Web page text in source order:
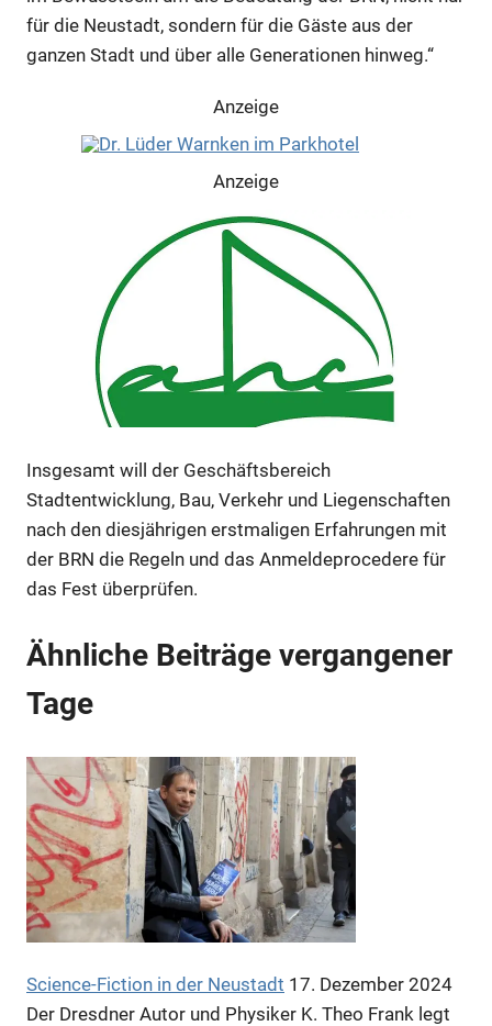
Anzeige
Anzeige
für die Neustadt, sondern für die Gäste aus der
ganzen Stadt und über alle Generationen hinweg.“
Anzeige
Anzeige
Anzeige
Anzeige
Insgesamt will der Geschäftsbereich
Stadtentwicklung, Bau, Verkehr und Liegenschaften
nach den diesjährigen erstmaligen Erfahrungen mit
der BRN die Regeln und das Anmeldeprocedere für
das Fest überprüfen.
Ähnliche Beiträge vergangener
Tage
Science-Fiction in der Neustadt 17. Dezember 2024
Der Dresdner Autor und Physiker K. Theo Frank legt